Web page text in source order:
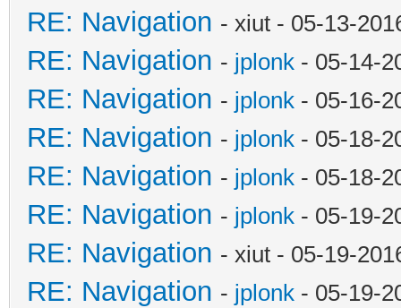
RE: Navigation - xiut - 05-13-
RE: Navigation - jplonk - 05-14-
RE: Navigation - jplonk - 05-16-
RE: Navigation - jplonk - 05-18-
RE: Navigation - jplonk - 05-18-
RE: Navigation - jplonk - 05-19-
RE: Navigation - xiut - 05-19-
RE: Navigation - jplonk - 05-19-